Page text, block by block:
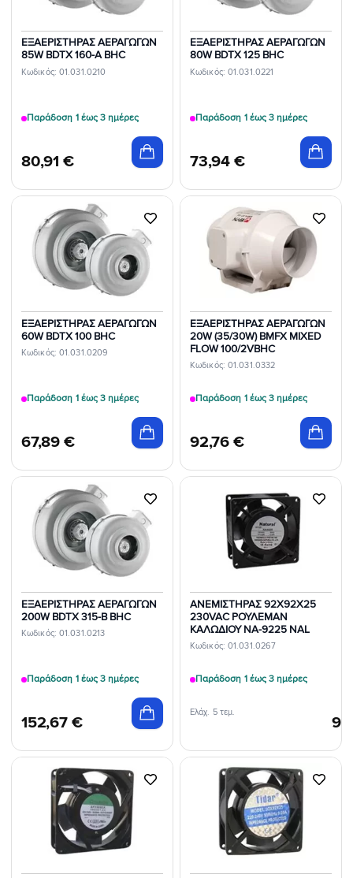
Κωδικός: 01.031.0210
ΕΞΑΕΡΙΣΤΗΡΑΣ ΑΕΡΑΓΩΓΩΝ
85W BDTX 160-A BHC
80,91 €
Παράδοση 1 έως 3 ημέρες
Κωδικός: 01.031.0221
ΕΞΑΕΡΙΣΤΗΡΑΣ ΑΕΡΑΓΩΓΩΝ
80W BDTX 125 BHC
73,94 €
Παράδοση 1 έως 3 ημέρες
Προσθήκη
στη Λίστα
Επιθυμιών
Κωδικός: 01.031.0209
ΕΞΑΕΡΙΣΤΗΡΑΣ ΑΕΡΑΓΩΓΩΝ
60W BDTX 100 BHC
67,89 €
Παράδοση 1 έως 3 ημέρες
Προσθήκη
στη Λίστα
Επιθυμιών
Κωδικός: 01.031.0332
ΕΞΑΕΡΙΣΤΗΡΑΣ ΑΕΡΑΓΩΓΩΝ
20W (35/30W) BMFX MIXED
FLOW 100/2VBHC
92,76 €
Παράδοση 1 έως 3 ημέρες
Προσθήκη
στη Λίστα
Επιθυμιών
Κωδικός: 01.031.0213
ΕΞΑΕΡΙΣΤΗΡΑΣ ΑΕΡΑΓΩΓΩΝ
200W BDTX 315-B BHC
152,67 €
Παράδοση 1 έως 3 ημέρες
Προσθήκη
στη Λίστα
Επιθυμιών
Κωδικός: 01.031.0267
ΑΝΕΜΙΣΤΗΡΑΣ 92X92X25
230VAC ΡΟΥΛΕΜΑΝ
ΚΑΛΩΔΙΟΥ NA-9225 NAL
Ελάχ. 5 τεμ.
Παράδοση 1 έως 3 ημέρες
Προσθήκη
στη Λίστα
Επιθυμιών
Προσθήκη
στη Λίστα
Επιθυμιών